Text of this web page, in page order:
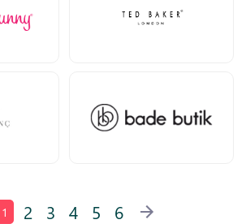
1 2 3 4 5 6